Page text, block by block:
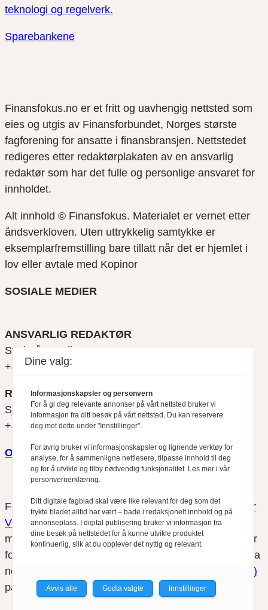
teknologi og regelverk.
Sparebankene
Finansfokus.no er et fritt og uavhengig nettsted som
eies og utgis av Finansforbundet, Norges største
fagforening for ansatte i finansbransjen. Nettstedet
redigeres etter redaktørplakaten av en ansvarlig
redaktør som har det fulle og personlige ansvaret for
innholdet.
Alt innhold © Finansfokus. Materialet er vernet etter
åndsverkloven. Uten uttrykkelig samtykke er
eksemplarfremstilling bare tillatt når det er hjemlet i
lov eller avtale med Kopinor
SOSIALE MEDIER
ANSVARLIG REDAKTØR
Svein Åge Eriksen
+47 900 79 547
REDAKTØR
Sjur Anda
+47 470 34 460
Om oss
Finansfokus arbeider etterRedaktørplakatenog
Vær
Varsom-plakatensregler for god presseskikk, som
medlem av Fagpressen. Finansfokus har ikke ansvar
for innhold på eksterne nettsider som det lenkes til fra
nettsidene. Vi benytter
informasjonskapsler (cookies)
på våre nettsider.
Dine valg:
Informasjonskapsler og personvern
For å gi deg relevante annonser på vårt nettsted bruker vi
informasjon fra ditt besøk på vårt nettsted. Du kan reservere
deg mot dette under "Innstillinger".
For øvrig bruker vi informasjonskapsler og lignende verktøy for
analyse, for å sammenligne nettlesere, tilpasse innhold til deg
og for å utvikle og tilby nødvendig funksjonalitet. Les mer i vår
personvernerklæring.
Ditt digitale fagblad skal være like relevant for deg som det
trykte bladet alltid har vært – bade i redaksjonelt innhold og på
annonseplass. I digital publisering bruker vi informasjon fra
dine besøk på nettstedet for å kunne utvikle produktet
kontinuerlig, slik at du opplever det nyttig og relevant.
Avvis alle Godta valgte Innstillinger